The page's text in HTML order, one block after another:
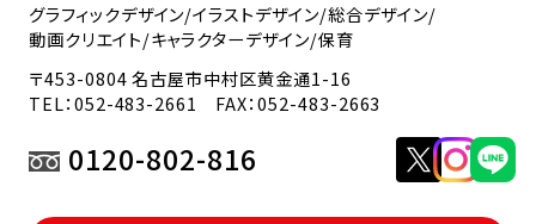
グラフィックデザイン/イラストデザイン/総合デザイン/
動画クリエイト/キャラクターデザイン/保育
〒453-0804 名古屋市中村区黄金通1-16
TEL：052-483-2661 FAX：052-483-2663
0120-802-816